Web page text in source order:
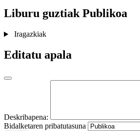
Liburu guztiakPublikoa
Iragazkiak
Editatu apala
Deskribapena:
Bidalketaren pribatutasuna